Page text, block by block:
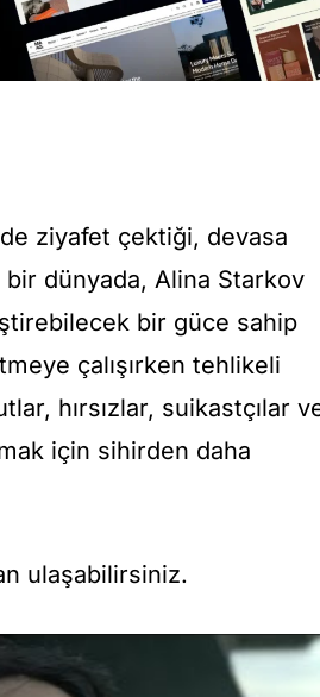
ziyafet çektiği, devasa
bir dünyada, Alina Starkov
bir güce sahip
çalışırken tehlikeli
hırsızlar, suikastçılar
için sihirden daha
ulaşabilirsiniz.